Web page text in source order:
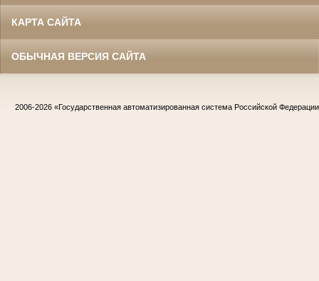
КАРТА САЙТА
ОБЫЧНАЯ ВЕРСИЯ САЙТА
2006-2026 «Государственная автоматизированная система Российской